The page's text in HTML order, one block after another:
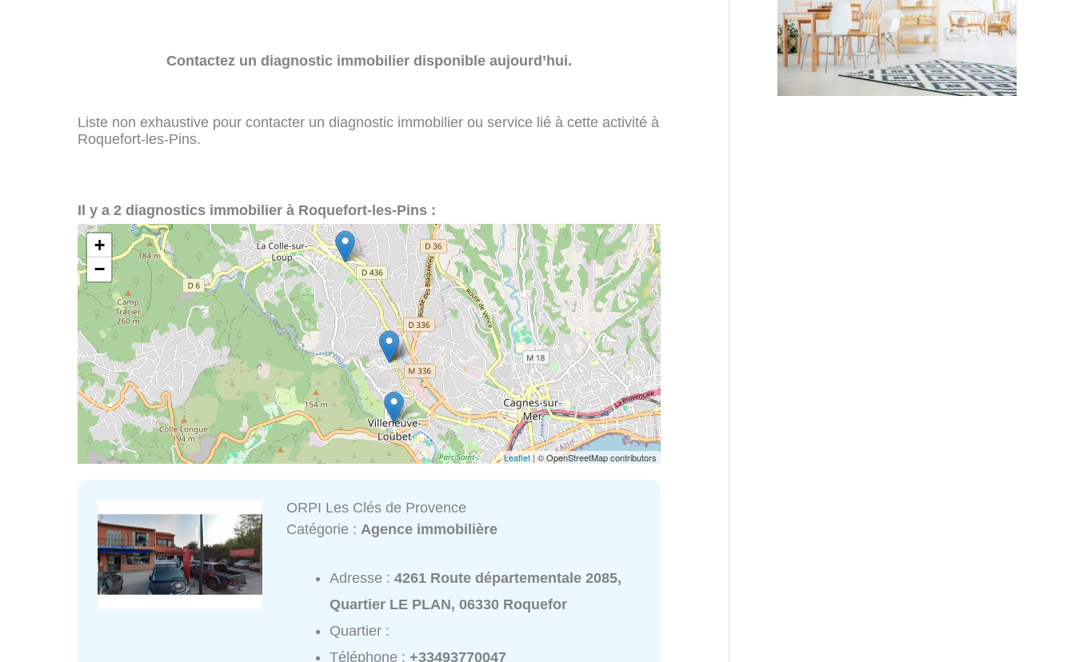
Contactez un diagnostic immobilier disponible aujourd’hui.
Liste non exhaustive pour contacter un diagnostic immobilier ou service lié à cette activité à
Roquefort-les-Pins.
Il y a 2 diagnostics immobilier à Roquefort-les-Pins :
+
−
Leaflet| © OpenStreetMap contributors
ORPI Les Clés de Provence
Catégorie : Agence immobilière
Adresse :4261 Route départementale 2085,
Quartier LE PLAN, 06330 Roquefor
Quartier :
Téléphone :+33493770047